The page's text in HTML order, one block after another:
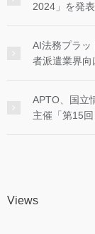
2024」を発表
AI法務プラッ
者派遣業界向
APTO、国立
主催「第15
Views